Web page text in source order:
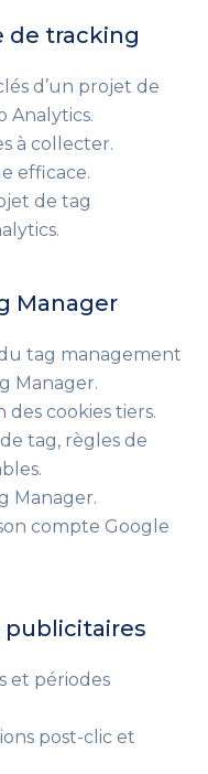
de tracking
d’un projet de
Analytics.
à collecter.
efficace.
de tag
Manager
tag management
Manager.
cookies tiers.
tag, règles de
Manager.
compte Google
publicitaires
et périodes
post-clic et